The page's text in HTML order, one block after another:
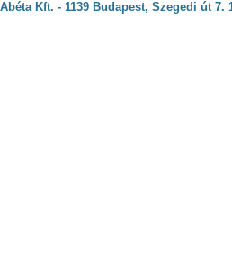
Abéta Kft. - 1139 Budapest, Szegedi út 7.